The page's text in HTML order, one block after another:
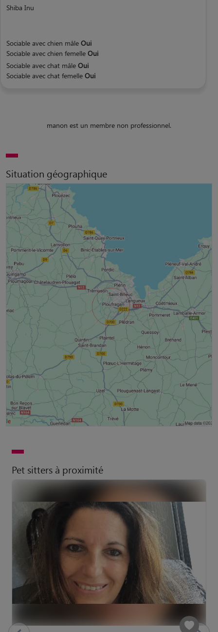
Shiba Inu
Sociable avec chien mâle Oui
Sociable avec chien femelle Oui
Sociable avec chat mâle Oui
Sociable avec chat femelle Oui
manon est un membre non professionnel.
Situation géographique
Pet sitters à proximité